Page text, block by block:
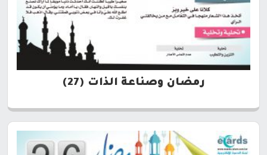
رمضان وصناعة الذات (27)